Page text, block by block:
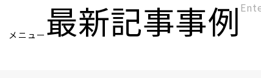
メニュー [KC]
最新記事事例